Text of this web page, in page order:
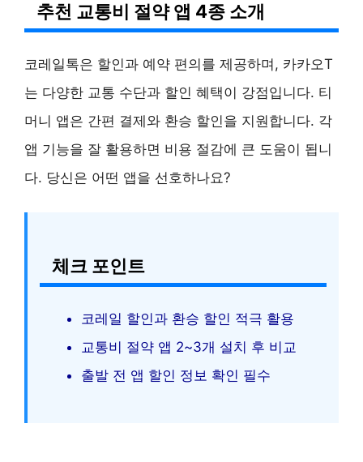
추천 교통비 절약 앱 4종 소개
코레일톡은 할인과 예약 편의를 제공하며, 카카오T
는 다양한 교통 수단과 할인 혜택이 강점입니다. 티
머니 앱은 간편 결제와 환승 할인을 지원합니다. 각
앱 기능을 잘 활용하면 비용 절감에 큰 도움이 됩니
다. 당신은 어떤 앱을 선호하나요?
체크 포인트
코레일 할인과 환승 할인 적극 활용
교통비 절약 앱 2~3개 설치 후 비교
출발 전 앱 할인 정보 확인 필수